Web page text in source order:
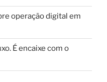
operação digital em
É encaixe com o